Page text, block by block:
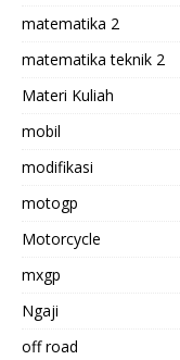
matematika 2
matematika teknik 2
Materi Kuliah
mobil
modifikasi
motogp
Motorcycle
mxgp
Ngaji
off road